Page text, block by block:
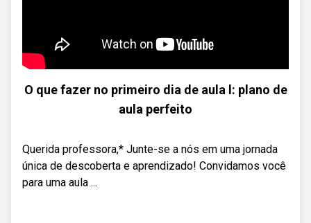
O que fazer no primeiro dia de aula l: plano de
aula perfeito
Querida professora,* Junte-se a nós em uma jornada
única de descoberta e aprendizado! Convidamos você
para uma aula ...